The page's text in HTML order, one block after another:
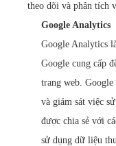
theo dõi và phân tích
Google Analytics
Google Analytics
Google cung cấp
trang web.
và giám sát việc
được chia sẻ với
sử dụng dữ liệu